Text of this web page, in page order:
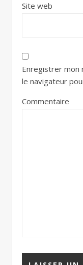
Site web
Enregistrer mon
le navigateur
Commentaire